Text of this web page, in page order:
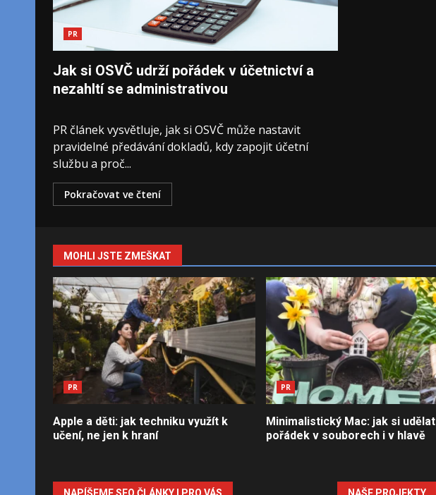
PR
Jak si OSVČ udrží pořádek v účetnictví a
nezahltí se administrativou
PR článek vysvětluje, jak si OSVČ může nastavit
pravidelné předávání dokladů, kdy zapojit účetní
službu a proč...
Pokračovat ve čtení
MOHLI JSTE ZMEŠKAT
PR
Apple a děti: jak techniku využít k
učení, ne jen k hraní
PR
Minimalistický Mac: jak si udělat
pořádek v souborech i v hlavě